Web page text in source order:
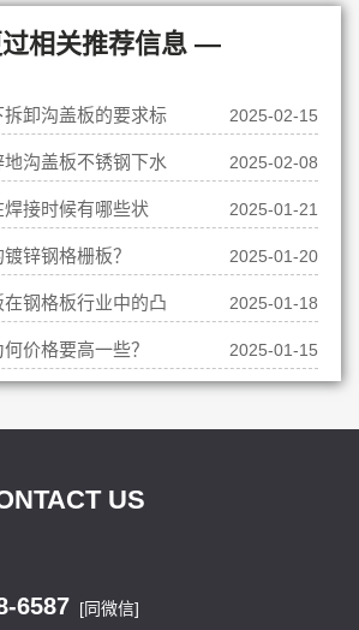
相关推荐信息 —
卸沟盖板的要求标 2025-02-15
沟盖板不锈钢下水 2025-02-08
接时候有哪些状 2025-01-21
锌钢格栅板？ 2025-01-20
钢格板行业中的凸 2025-01-18
价格要高一些？ 2025-01-15
US
6587 [同微信]